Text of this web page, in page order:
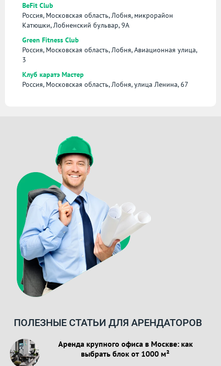
BeFit Club
Россия, Московская область, Лобня, микрорайон
Катюшки, Лобненский бульвар, 9А
Green Fitness Club
Россия, Московская область, Лобня, Авиационная улица,
3
Клуб каратэ Мастер
Россия, Московская область, Лобня, улица Ленина, 67
ПОЛЕЗНЫЕ СТАТЬИ ДЛЯ АРЕНДАТОРОВ
Аренда крупного офиса в Москве: как
выбрать блок от 1000 м²